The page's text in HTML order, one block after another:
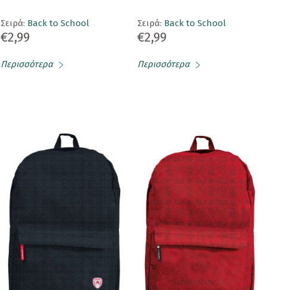
Σειρά: Back to School
€2,99
Περισσότερα
Σειρά: Back to School
€2,99
Περισσότερα